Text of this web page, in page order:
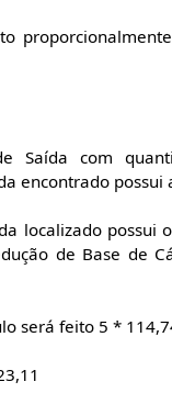
Saída com
encontrado possui
localizado possui
de Base de
será feito 5 *